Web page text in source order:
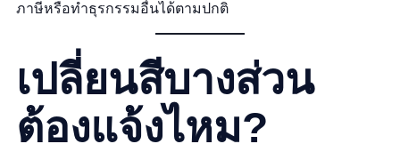
ภาษีหรือทำธุรกรรมอื่นได้ตามปกติ
เปลี่ยนสีบางส่วน
ต้องแจ้งไหม?